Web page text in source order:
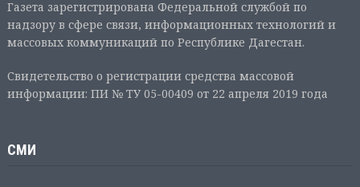
Газета зарегистрирована Федеральной службой по
надзору в сфере связи, информационных технологий и
массовых коммуникаций по Республике Дагестан.
Свидетельство о регистрации средства массовой
информации: ПИ № ТУ 05-00409 от 22 апреля 2019 года
СМИ